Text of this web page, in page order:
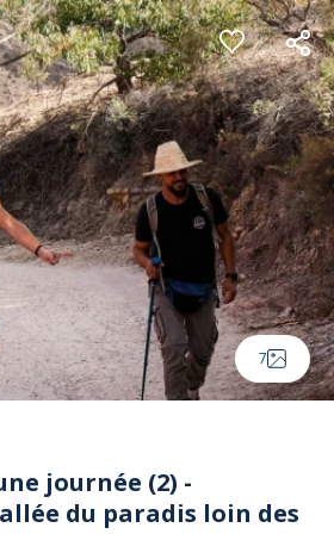
cookies
7
journée (2) -
du paradis loin des